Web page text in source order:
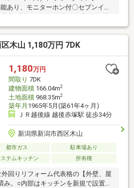
あり、モニターホン付〇セブンイレ
野中央公園まで 徒歩10分所有者居
にご連絡ください。
木山 1,180万円 7DK
1,180万円
間取り 7DK
建物面積166.04m2
土地面積968.35m2
築年月 1965年5月(築61年4ヶ月)
ＪＲ越後線 越後赤塚駅 徒歩34分
新潟県新潟市西区木山
都市ガス
駐車場あり
テムキッチン 所有権
回りリフォーム代表格の【外壁、屋
み。○内部はキッチンを新規で設置